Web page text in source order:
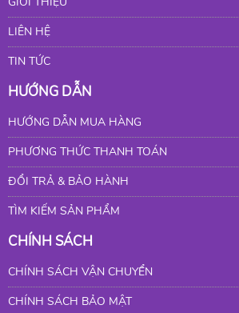
LIÊN HỆ
TIN TỨC
HƯỚNG DẪN
HƯỚNG DẪN MUA HÀNG
PHƯƠNG THỨC THANH TOÁN
ĐỔI TRẢ & BẢO HÀNH
TÌM KIẾM SẢN PHẨM
CHÍNH SÁCH
CHÍNH SÁCH VẬN CHUYỂN
CHÍNH SÁCH BẢO MẬT